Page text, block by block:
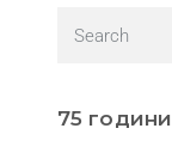
75 години